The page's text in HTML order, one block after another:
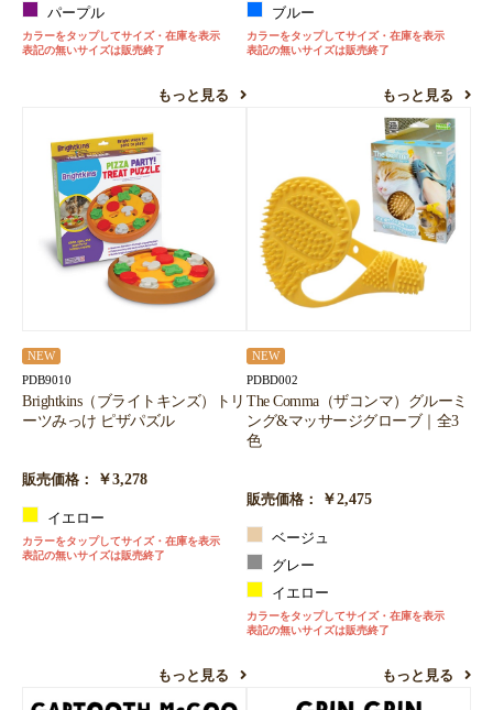
パープル
カラーをタップしてサイズ・在庫を表示
表記の無いサイズは販売終了
もっと見る
ブルー
カラーをタップしてサイズ・在庫を表示
表記の無いサイズは販売終了
もっと見る
NEW
PDB9010
Brightkins（ブライトキンズ）トリ
ーツみっけ ピザパズル
販売価格： ￥3,278
イエロー
カラーをタップしてサイズ・在庫を表示
表記の無いサイズは販売終了
もっと見る
NEW
PDBD002
The Comma（ザコンマ）グルーミ
ング&マッサージグローブ｜全3
色
販売価格： ￥2,475
ベージュ
グレー
イエロー
カラーをタップしてサイズ・在庫を表示
表記の無いサイズは販売終了
もっと見る